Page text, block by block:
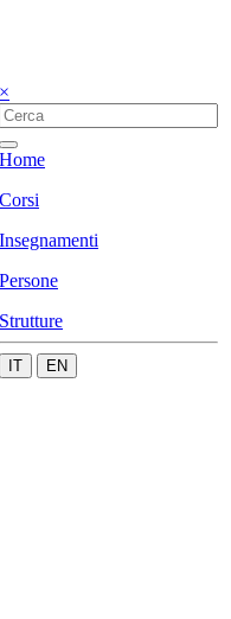
×
Home
Corsi
Insegnamenti
Persone
Strutture
IT EN